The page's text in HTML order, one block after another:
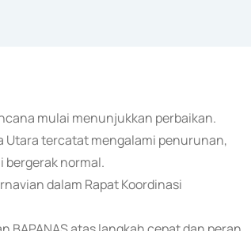
mulai menunjukkan perbaikan.
Utara tercatat mengalami penurunan,
bergerak normal.
dalam Rapat Koordinasi